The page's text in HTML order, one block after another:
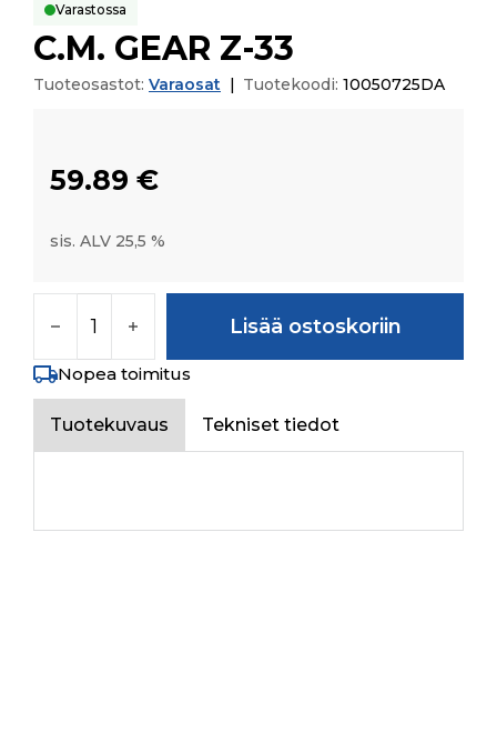
Varastossa
C.M. GEAR Z-33
Tuoteosastot: Varaosat Tuotekoodi: 10050725DA
59.89 €
sis. ALV 25,5 %
Lisää ostoskoriin
Nopea toimitus
Tuotekuvaus Tekniset tiedot